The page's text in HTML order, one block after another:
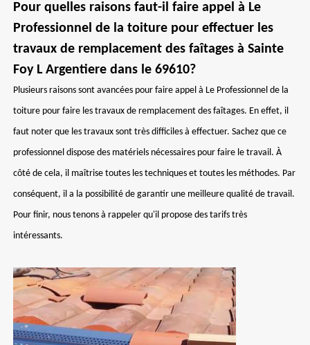
Pour quelles raisons faut-il faire appel à Le
Professionnel de la toiture pour effectuer les
travaux de remplacement des faîtages à Sainte
Foy L Argentiere dans le 69610?
Plusieurs raisons sont avancées pour faire appel à Le Professionnel de la
toiture pour faire les travaux de remplacement des faîtages. En effet, il
faut noter que les travaux sont très difficiles à effectuer. Sachez que ce
professionnel dispose des matériels nécessaires pour faire le travail. À
côté de cela, il maîtrise toutes les techniques et toutes les méthodes. Par
conséquent, il a la possibilité de garantir une meilleure qualité de travail.
Pour finir, nous tenons à rappeler qu'il propose des tarifs très
intéressants.